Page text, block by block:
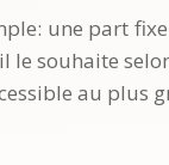
une part
le souhaite
au plus